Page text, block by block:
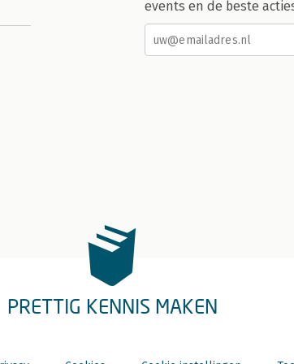
events en de beste
PRETTIG KENNIS MAKEN